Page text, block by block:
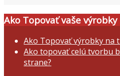
Ako Topovať vaše výrobky
Ako Topovať výrobky na
Ako topovať celú tvorbu
strane?